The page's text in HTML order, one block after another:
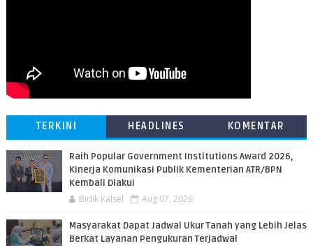
TERKINI HEADLINES KOMENTAR
Raih Popular Government Institutions Award 2026,
Kinerja Komunikasi Publik Kementerian ATR/BPN
Kembali Diakui
Bidik Kalsel Aug 07, 2026
Masyarakat Dapat Jadwal Ukur Tanah yang Lebih Jelas
Berkat Layanan Pengukuran Terjadwal